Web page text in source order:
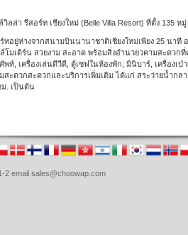
วิลล่า รีสอร์ท เชียงใหม่ (Belle Villa Resort) ที่ตั้ง 135 ห
ทอยู่ห่างจากสนามบินนานาชาติเชียงใหม่เพียง 25 นา
โมเดิร์น สวยงาม สะอาด พร้อมสิ่งอำนวยวคามสะดวก
พท์, เครื่องเล่นดีวีดี, ตู้เซฟในห้องพัก, มินิบาร์, เครื่องเ
สะดวกสะดวกและบริการเพิ่มเติม ได้แก่ สระว่ายน้ำก
ม. เป็นต้น
email sales@choowap.com